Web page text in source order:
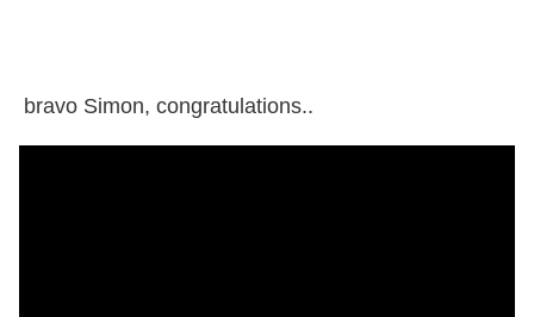
bravo Simon, congratulations..